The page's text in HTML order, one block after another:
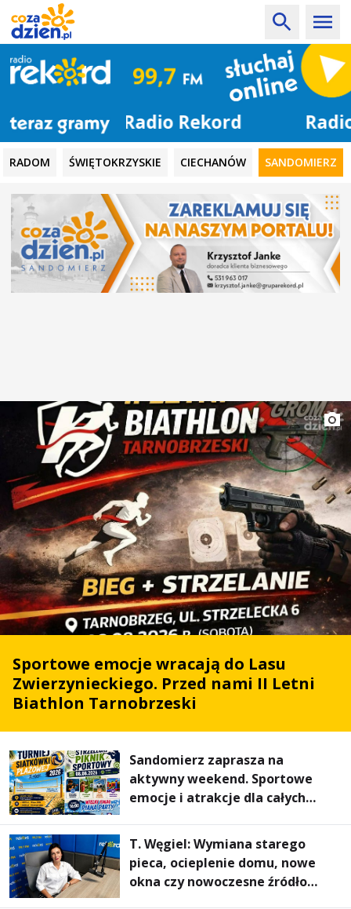
Radio Rekord
RADOM ŚWIĘTOKRZYSKIE CIECHANÓW SANDOMIERZ
Sportowe emocje wracają do Lasu
Zwierzynieckiego. Przed nami II Letni
Biathlon Tarnobrzeski
Sandomierz zaprasza na
aktywny weekend. Sportowe
emocje i atrakcje dla całych
T. Węgiel: Wymiana starego
pieca, ocieplenie domu, nowe
okna czy nowoczesne źródło